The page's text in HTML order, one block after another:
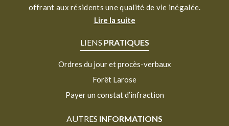
offrant aux résidents une qualité de vie inégalée.
Lire la suite
LIENS PRATIQUES
Ordres du jour et procès-verbaux
Forêt Larose
Payer un constat d’infraction
AUTRES INFORMATIONS